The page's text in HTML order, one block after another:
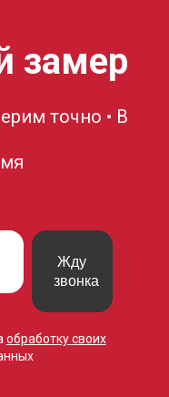
замер
точно • В
Жду
звонка
обработку своих